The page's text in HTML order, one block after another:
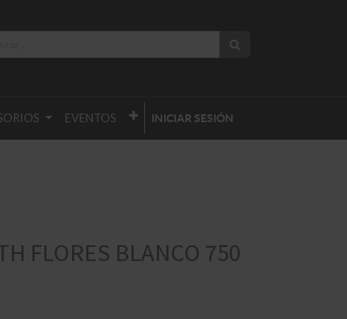
EVENTOS INICIAR SESIÓN
FLORES BLANCO 750